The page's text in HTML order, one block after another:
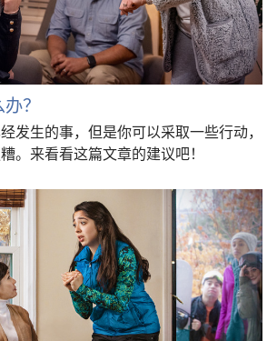
？
发生的事，但是你可以采取一些行动，
。来看看这篇文章的建议吧！